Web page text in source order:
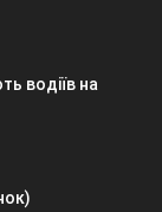
водіїв на